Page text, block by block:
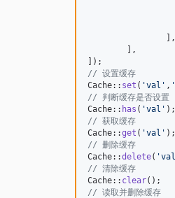
// 设置缓存
Cache:: set ( 'val ' , '
// 判断缓存是否设置
Cache:: has ( 'val '
// 获取缓存
Cache::get ( 'val '
// 删除缓存
Cache::delete( 'val
// 清除缓存
Cache:: clear
// 读取并删除缓存